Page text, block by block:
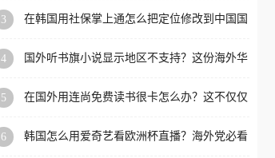
国、加拿大、澳大利亚、欧
学、定居等，都可以使用，
扰。
3
在韩国用社保掌上通怎么把定位修改到中国国
4
国外听书旗小说显示地区不支持？这份海外华
5
在国外用连尚免费读书很卡怎么办？这不仅仅
6
韩国怎么用爱奇艺看欧洲杯直播？海外党必看